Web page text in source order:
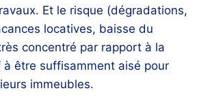
Et le risque (dégradations,
locatives, baisse du
concentré par rapport à la
à être suffisamment aisé pour
immeubles.